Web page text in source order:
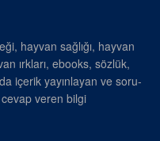
hayvan sağlığı, hayvan
ırkları, ebooks, sözlük,
içerik yayınlayan ve soru-
cevap veren bilgi